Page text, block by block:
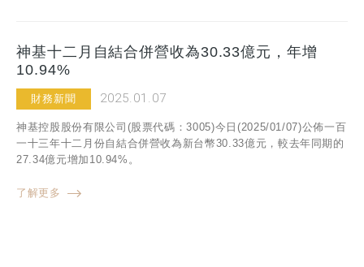
神基十二月自結合併營收為30.33億元，年增
10.94%
財務新聞 2025.01.07
神基控股股份有限公司(股票代碼：3005)今日(2025/01/07)公佈一百
一十三年十二月份自結合併營收為新台幣30.33億元，較去年同期的
27.34億元增加10.94%。
了解更多